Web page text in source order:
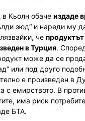
в Кьолн обаче издаде
зюд“ и нареди му
че продуктът
в Турция.
може да се
или под друго
е произведен в
с емирството. В
има риск
БТА.